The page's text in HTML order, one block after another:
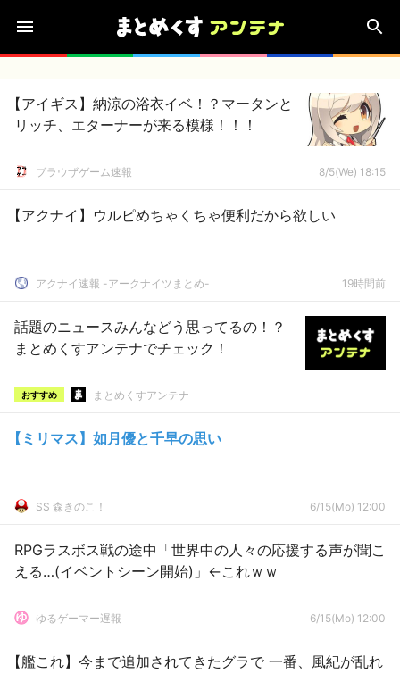
【アイギス】納涼の浴衣イベ！？マータンと
リッチ、エターナーが来る模様！！！
ブラウザゲーム速報 8/5(We) 18:15
【アクナイ】ウルピめちゃくちゃ便利だから欲しい
アクナイ速報 -アークナイツまとめ- 19時間前
話題のニュースみんなどう思ってるの！？
まとめくすアンテナでチェック！
おすすめ まとめくすアンテナ
【ミリマス】如月優と千早の思い
SS 森きのこ！ 6/15(Mo) 12:00
RPGラスボス戦の途中「世界中の人々の応援する声が聞こ
える…(イベントシーン開始)」←これｗｗ
ゆるゲーマー遅報 6/15(Mo) 12:00
【艦これ】今まで追加されてきたグラで 一番、風紀が乱れ